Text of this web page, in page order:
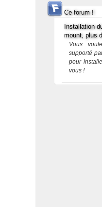
Ce forum !
Installation
mount, plus
Vous
supporté
pour
vous !